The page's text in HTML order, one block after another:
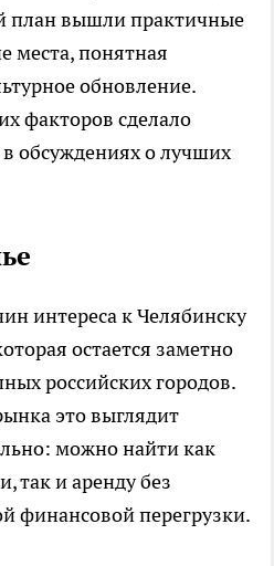
план вышли практичные
места, понятная
обновление.
факторов сделало
обсуждениях о лучших
интереса к Челябинску
остается заметно
российских городов.
это выглядит
можно найти как
так и аренду без
финансовой перегрузки.